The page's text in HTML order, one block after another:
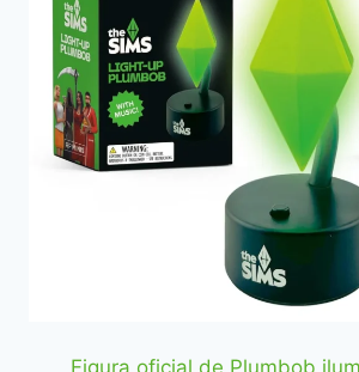
Figura oficial de Plumbob